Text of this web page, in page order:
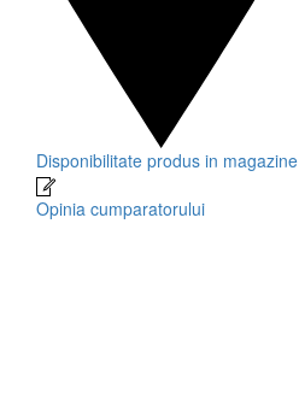
Disponibilitate produs in magazine
Opinia cumparatorului